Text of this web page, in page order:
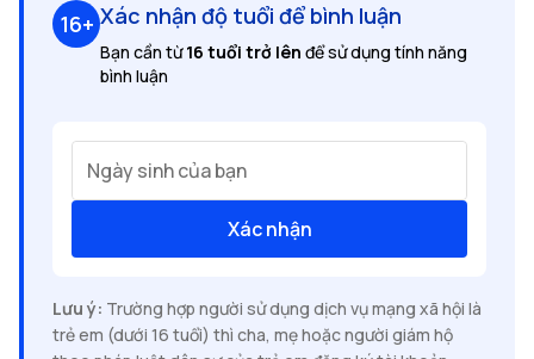
16+ Xác nhận độ tuổi để bình luận
Bạn cần từ16 tuổi trở lên để sử dụng tính năng
bình luận
Ngày sinh của bạn
Xác nhận
Lưu ý: Trường hợp người sử dụng dịch vụ mạng xã hội là
trẻ em (dưới 16 tuổi) thì cha, mẹ hoặc người giám hộ